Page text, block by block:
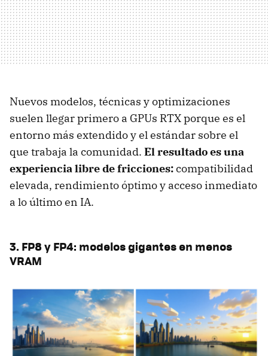
Nuevos modelos, técnicas y optimizaciones
suelen llegar primero a GPUs RTX porque es el
entorno más extendido y el estándar sobre el
que trabaja la comunidad. El resultado es una
experiencia libre de fricciones:compatibilidad
elevada, rendimiento óptimo y acceso inmediato
a lo último en IA.
3. FP8 y FP4: modelos gigantes en menos
VRAM